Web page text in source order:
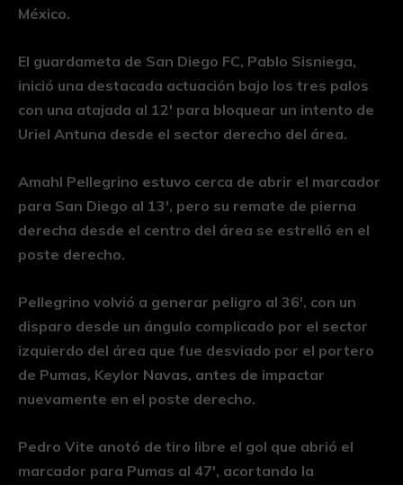
México.
El guardameta de San Diego FC, Pablo Sisniega,
inició una destacada actuación bajo los tres palos
con una atajada al 12′ para bloquear un intento de
Uriel Antuna desde el sector derecho del área.
Amahl Pellegrino estuvo cerca de abrir el marcador
para San Diego al 13′, pero su remate de pierna
derecha desde el centro del área se estrelló en el
poste derecho.
Pellegrino volvió a generar peligro al 36′, con un
disparo desde un ángulo complicado por el sector
izquierdo del área que fue desviado por el portero
de Pumas, Keylor Navas, antes de impactar
nuevamente en el poste derecho.
Pedro Vite anotó de tiro libre el gol que abrió el
marcador para Pumas al 47′, acortando la